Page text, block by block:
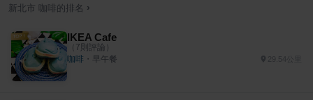
新北市 咖啡 的排名 ›
IKEA Cafe
（ 7則評論）
咖啡 ・ 早午餐 29.54公里